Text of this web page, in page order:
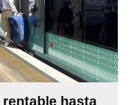
hasta